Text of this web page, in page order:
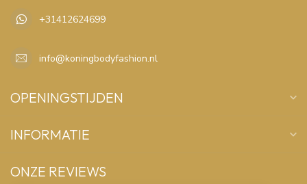
+31412624699
info@koningbodyfashion.nl
OPENINGSTIJDEN
INFORMATIE
ONZE REVIEWS